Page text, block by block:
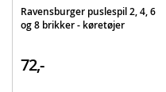
Ravensburger puslespil 2, 4, 6
og 8 brikker - køretøjer
72,-